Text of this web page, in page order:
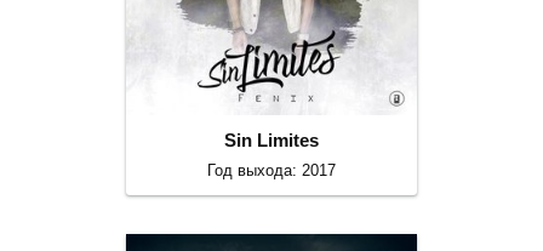
Sin Limites
Год выхода: 2017